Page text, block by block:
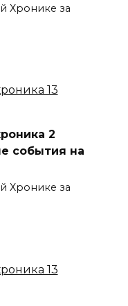
Хронике за
2
события на
Хронике за